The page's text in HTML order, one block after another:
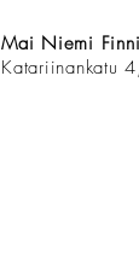
Mai Niemi
Katariinankatu